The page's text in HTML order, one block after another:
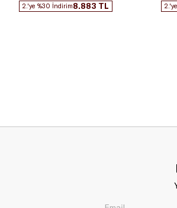
2.'ye %30 İndirim8.883 TL